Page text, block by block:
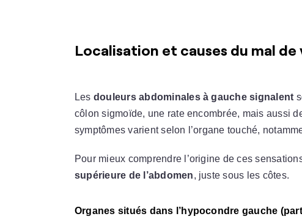
Localisation et causes du mal
Les douleurs abdominales à gauche signalent
côlon sigmoïde, une rate encombrée, mais aussi
symptômes varient selon l’organe touché,
Pour mieux comprendre l’origine de ces
supérieure de l’abdomen, juste sous les côtes.
Organes situés dans l’hypocondre gauche